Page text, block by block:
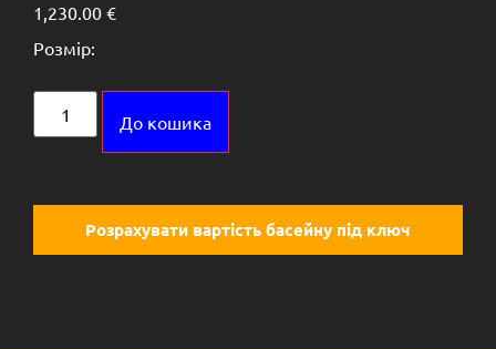
1,230.00 €
Розмір:
До кошика
Розрахувати вартість басейну під ключ